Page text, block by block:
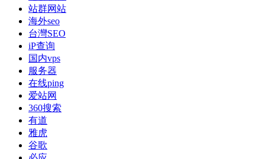
站群网站
海外seo
台灣SEO
iP查询
国内vps
服务器
在线ping
爱站网
360搜索
有道
雅虎
谷歌